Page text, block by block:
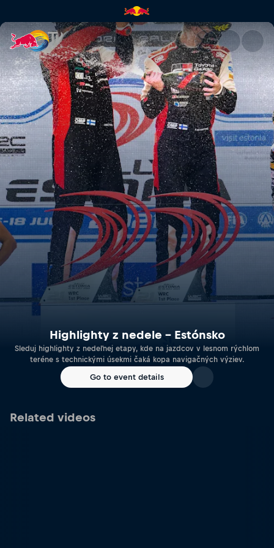
Highlighty z nedele –
Highlighty z nedele – Estónsko
Sleduj highlighty z nedeľnej etapy, kde na jazdcov v lesnom rýchlom
teréne s technickými úsekmi čaká kopa navigačných výziev.
Go to event details
Related videos